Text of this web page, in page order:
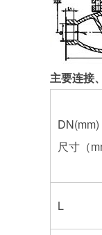
主要连接
DN(mm)
尺寸（
L